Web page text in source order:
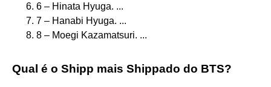
6 – Hinata Hyuga. ...
7 – Hanabi Hyuga. ...
8 – Moegi Kazamatsuri. ...
Qual é o Shipp mais Shippado do BTS?